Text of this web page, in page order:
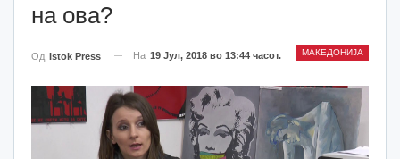
на ова?
МАКЕДОНИЈА
Од Istok Press На 19 Јул, 2018 во 13:44 часот.